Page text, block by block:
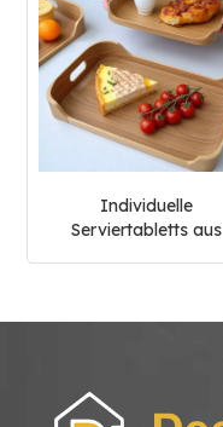
Individuelle
Serviertabletts aus